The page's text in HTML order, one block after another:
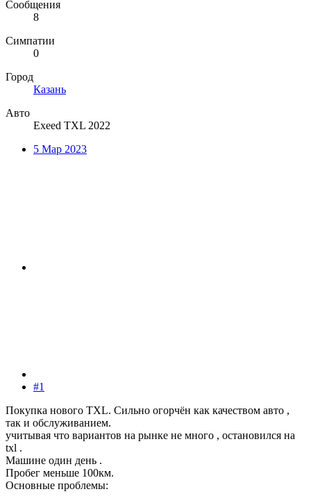
Сообщения
8
Симпатии
0
Город
Казань
Авто
Exeed TXL 2022
5 Мар 2023
#1
Покупка нового TXL. Сильно огорчён как качеством авто ,
так и обслуживанием.
учитывая что вариантов на рынке не много , остановился на
txl .
Машине один день .
Пробег меньше 100км.
Основные проблемы: